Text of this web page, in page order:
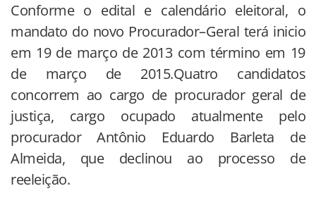
Conforme o edital e calendário eleitoral, o
mandato do novo Procurador–Geral terá inicio
em 19 de março de 2013 com término em 19
de março de 2015.Quatro candidatos
concorrem ao cargo de procurador geral de
justiça, cargo ocupado atualmente pelo
procurador Antônio Eduardo Barleta de
Almeida, que declinou ao processo de
reeleição.